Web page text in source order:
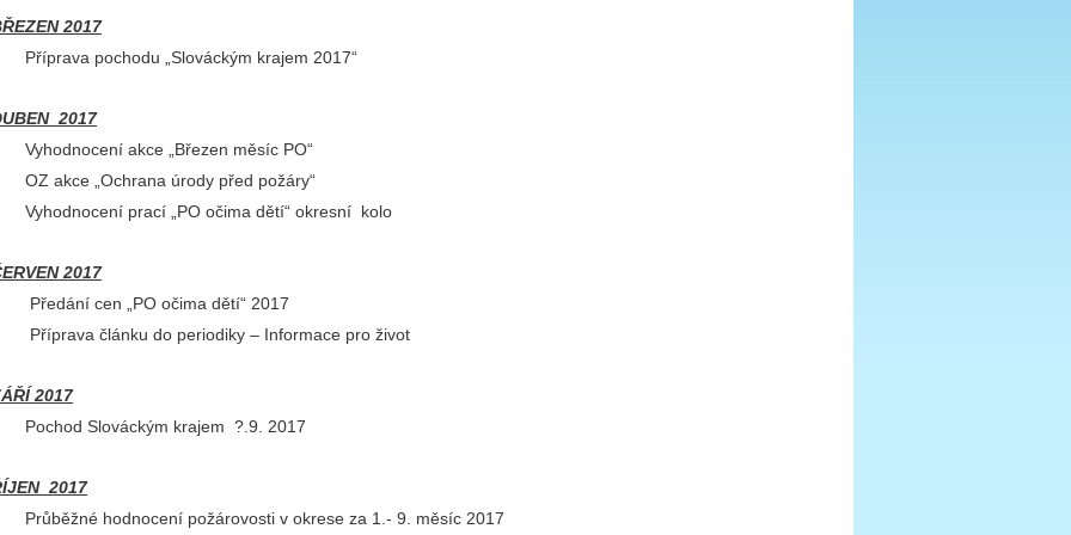
2017
pochodu „Slováckým krajem 2017“
2017
akce „Březen měsíc PO“
akce „Ochrana úrody před požáry“
prací „PO očima dětí“ okresní kolo
2017
cen „PO očima dětí“ 2017
článku do periodiky – Informace pro život
2017
Slováckým krajem ?.9. 2017
2017
hodnocení požárovosti v okrese za 1.- 9. měsíc 2017